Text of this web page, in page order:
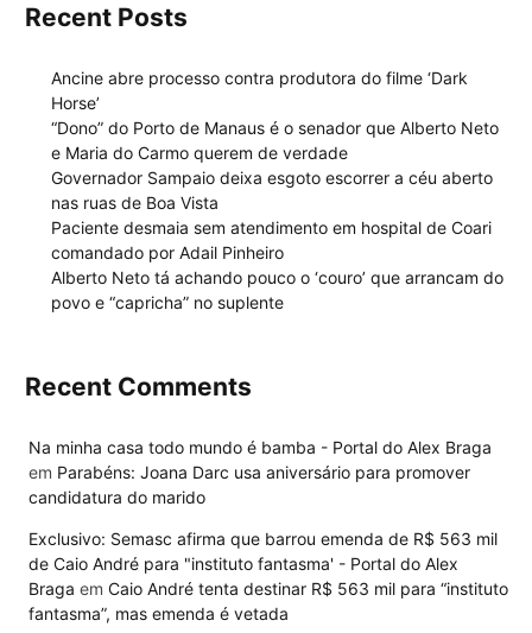
Recent Posts
Ancine abre processo contra produtora do filme ‘Dark
Horse’
“Dono” do Porto de Manaus é o senador que Alberto Neto
e Maria do Carmo querem de verdade
Governador Sampaio deixa esgoto escorrer a céu aberto
nas ruas de Boa Vista
Paciente desmaia sem atendimento em hospital de Coari
comandado por Adail Pinheiro
Alberto Neto tá achando pouco o ‘couro’ que arrancam do
povo e “capricha” no suplente
Recent Comments
Na minha casa todo mundo é bamba - Portal do Alex Braga
em Parabéns: Joana Darc usa aniversário para promover
candidatura do marido
Exclusivo: Semasc afirma que barrou emenda de R$ 563 mil
de Caio André para "instituto fantasma' - Portal do Alex
Braga em Caio André tenta destinar R$ 563 mil para “instituto
fantasma”, mas emenda é vetada